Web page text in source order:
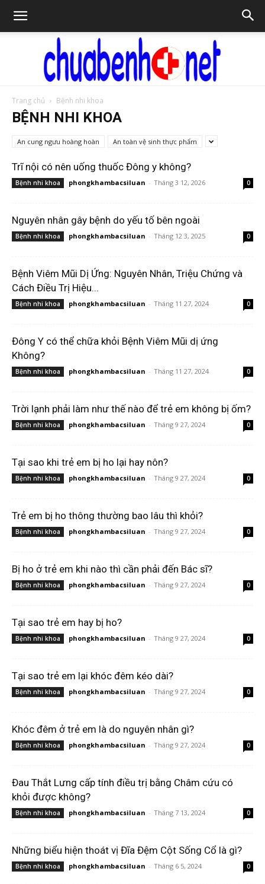
bệnh
NET
Trang chủ Bệnh nhi khoa
BỆNH NHI KHOA
An cung ngưu hoàng hoàn An toàn vệ sinh thực phẩm
Trĩ nội có nên uống thuốc Đông y không?
Bệnh nhi khoa phongkhambacsiluan - Tháng 3 12, 2026 0
Nguyên nhân gây bệnh do yếu tố bên ngoài
Bệnh nhi khoa phongkhambacsiluan - Tháng 12 3, 2025 0
Bệnh Viêm Mũi Dị Ứng: Nguyên Nhân, Triệu Chứng và
Cách Điều Trị Hiệu...
Bệnh nhi khoa phongkhambacsiluan - Tháng 11 27, 2024 0
Đông Y có thể chữa khỏi Bệnh Viêm Mũi dị ứng
Không?
Bệnh nhi khoa phongkhambacsiluan - Tháng 11 27, 2024 0
Trời lạnh phải làm như thế nào để trẻ em không bị ốm?
Bệnh nhi khoa phongkhambacsiluan - Tháng 9 27, 2024 0
Tại sao khi trẻ em bị ho lại hay nôn?
Bệnh nhi khoa phongkhambacsiluan - Tháng 9 27, 2024 0
Trẻ em bị ho thông thường bao lâu thì khỏi?
Bệnh nhi khoa phongkhambacsiluan - Tháng 9 27, 2024 0
Bị ho ở trẻ em khi nào thì cần phải đến Bác sĩ?
Bệnh nhi khoa phongkhambacsiluan - Tháng 9 27, 2024 0
Tại sao trẻ em hay bị ho?
Bệnh nhi khoa phongkhambacsiluan - Tháng 9 27, 2024 0
Tại sao trẻ em lại khóc đêm kéo dài?
Bệnh nhi khoa phongkhambacsiluan - Tháng 9 27, 2024 0
Khóc đêm ở trẻ em là do nguyên nhân gì?
Bệnh nhi khoa phongkhambacsiluan - Tháng 9 27, 2024 0
Đau Thắt Lưng cấp tính điều trị bằng Châm cứu có
khỏi được không?
Bệnh nhi khoa phongkhambacsiluan - Tháng 7 13, 2024 0
Những biểu hiện thoát vị Đĩa Đệm Cột Sống Cổ là gì?
Bệnh nhi khoa phongkhambacsiluan - Tháng 6 5, 2024 0